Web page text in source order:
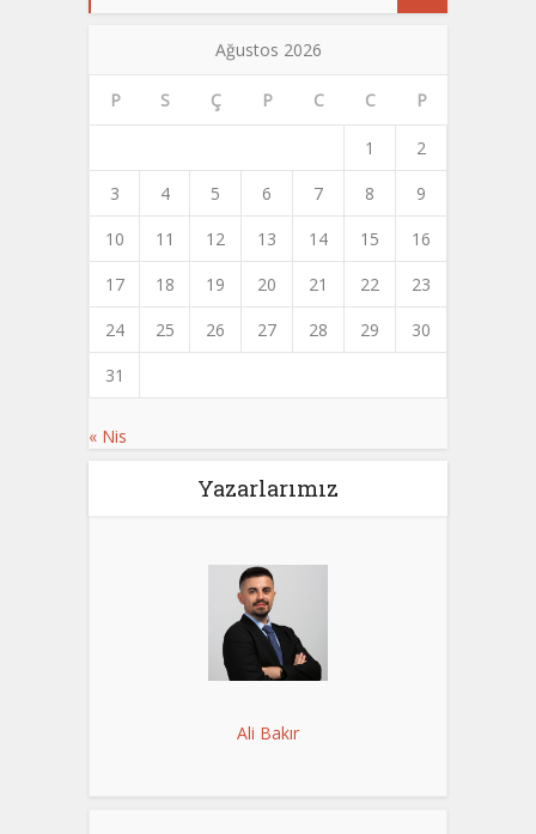
Ağustos 2026
P S Ç P C C P
1
2
3
4 5 6 7 8
9
10
11 12 13 14 15
16
17
18 19 20 21 22
23
24
25 26 27 28 29
30
31
« Nis
Yazarlarımız
Ali Bakır